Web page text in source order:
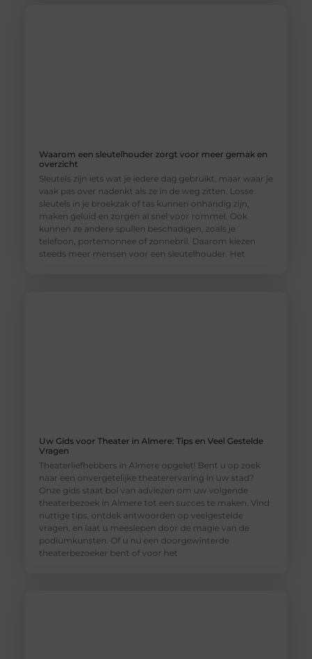
Waarom een sleutelhouder zorgt voor meer gemak en
overzicht
Sleutels zijn iets wat je iedere dag gebruikt, maar waar je
vaak pas over nadenkt als ze in de weg zitten. Losse
sleutels in je broekzak of tas kunnen onhandig zijn,
maken geluid en zorgen al snel voor rommel. Ook
kunnen ze andere spullen beschadigen, zoals je
telefoon, portemonnee of zonnebril. Daarom kiezen
steeds meer mensen voor een sleutelhouder. Het
Uw Gids voor Theater in Almere: Tips en Veel Gestelde
Vragen
Theaterliefhebbers in Almere opgelet! Bent u op zoek
naar een onvergetelijke theaterervaring in uw stad?
Onze gids staat bol van adviezen om uw volgende
theaterbezoek in Almere tot een succes te maken. Vind
nuttige tips, ontdek antwoorden op veelgestelde
vragen, en laat u meeslepen door de magie van de
podiumkunsten. Of u nu een doorgewinterde
theaterbezoeker bent of voor het